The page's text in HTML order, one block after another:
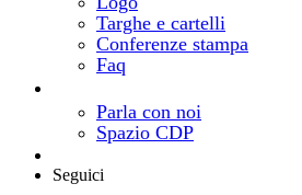
Targhe e cartelli
Conferenze stampa
Faq
Parla con noi
Spazio CDP
Seguici